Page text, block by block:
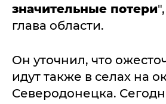
значительные потери
глава области.
Он уточнил, что
идут также в селах на
Северодонецка.